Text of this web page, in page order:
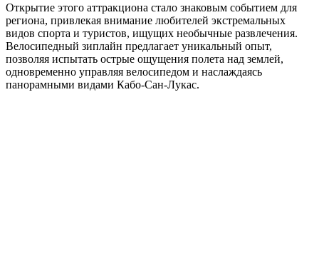
Открытие этого аттракциона стало знаковым событием для
региона, привлекая внимание любителей экстремальных
видов спорта и туристов, ищущих необычные развлечения.
Велосипедный зиплайн предлагает уникальный опыт,
позволяя испытать острые ощущения полета над землей,
одновременно управляя велосипедом и наслаждаясь
панорамными видами Кабо-Сан-Лукас.